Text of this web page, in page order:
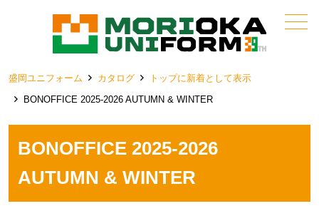
メニュー
盛岡ユニフォーム カタログ
トップに新着として表示
BONOFFICE 2025-2026 AUTUMN & WINTER
BONOFFICE 2025-2026
AUTUMN & WINTER